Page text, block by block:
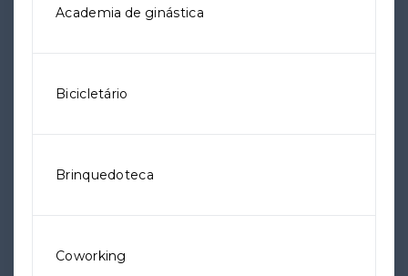
Academia de ginástica
Bicicletário
Brinquedoteca
Coworking